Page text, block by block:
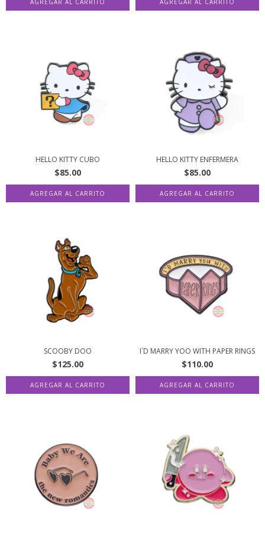
HELLO KITTY CUBO
$85.00
HELLO KITTY ENFERMERA
$85.00
SCOOBY DOO
$125.00
I´D MARRY YOO WITH PAPER RINGS
$110.00